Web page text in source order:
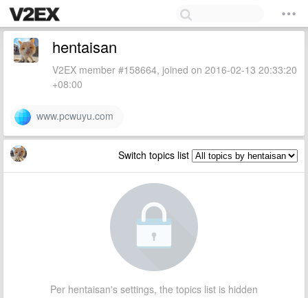
hentaisan
V2EX member #158664, joined on 2016-02-13 20:33:20
+08:00
www.pcwuyu.com
Switch topics list
Per hentaisan's settings, the topics list is hidden